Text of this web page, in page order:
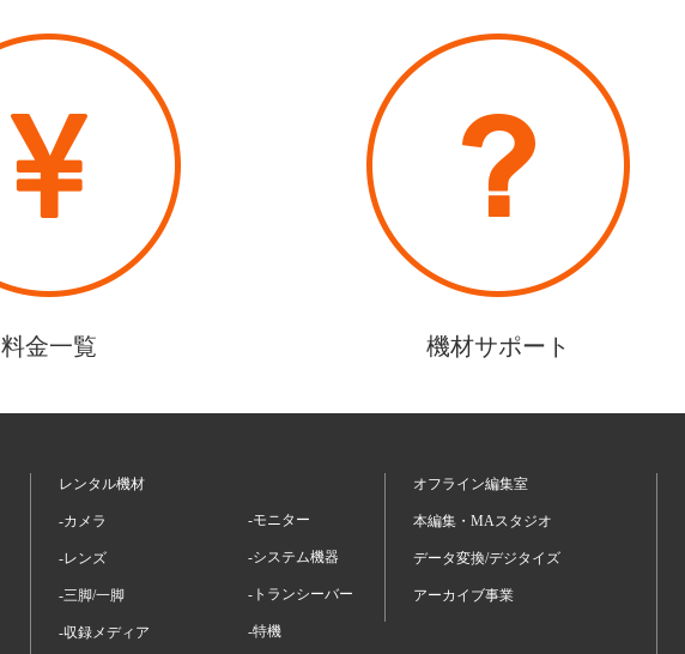
料金一覧 機材サポート
レンタル機材
-カメラ
-レンズ
-三脚/一脚
-収録メディア
-モニター
-システム機器
-トランシーバー
-特機
オフライン編集室
本編集・MAスタジオ
データ変換/デジタイズ
アーカイブ事業